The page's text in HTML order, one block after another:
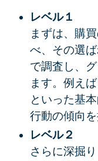
レベル１
まずは、購
べ、その選
で調査し、
ます。例え
といった基
行動の傾向を
レベル２
さらに深掘